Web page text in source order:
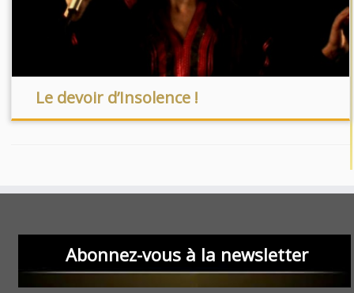
Le devoir d’Insolence !
Abonnez-vous à la newsletter